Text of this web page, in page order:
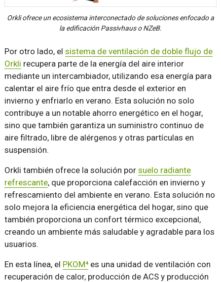
Orkli ofrece un ecosistema interconectado de soluciones enfocado a
la edificación Passivhaus o NZeB.
Por otro lado, el sistema de ventilación de doble flujo de
Orkli recupera parte de la energía del aire interior
mediante un intercambiador, utilizando esa energía para
calentar el aire frío que entra desde el exterior en
invierno y enfriarlo en verano. Esta solución no solo
contribuye a un notable ahorro energético en el hogar,
sino que también garantiza un suministro continuo de
aire filtrado, libre de alérgenos y otras partículas en
suspensión.
Orkli también ofrece la solución por suelo radiante
refrescante, que proporciona calefacción en invierno y
refrescamiento del ambiente en verano. Esta solución no
solo mejora la eficiencia energética del hogar, sino que
también proporciona un confort térmico excepcional,
creando un ambiente más saludable y agradable para los
usuarios.
En esta línea, el PKOM⁴es una unidad de ventilación con
recuperación de calor, producción de ACS y producción